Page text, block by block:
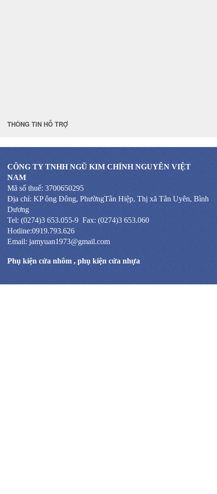
THÔNG TIN HỖ TRỢ
CÔNG TY TNHH NGŨ KIM CHÍNH NGUYÊN VIỆT
NAM
Mã số thuế: 3700650295
Địa chỉ: KP ông Đông, PhườngTân Hiệp, Thị xã Tân Uyên, Bình
Dương
Tel: (0274)3 653.055-9 Fax: (0274)3 653.060
Hotline:0919.793.626
Email: jamyuan1973@gmail.com
Phụ kiện cửa nhôm , phụ kiện cửa nhựa